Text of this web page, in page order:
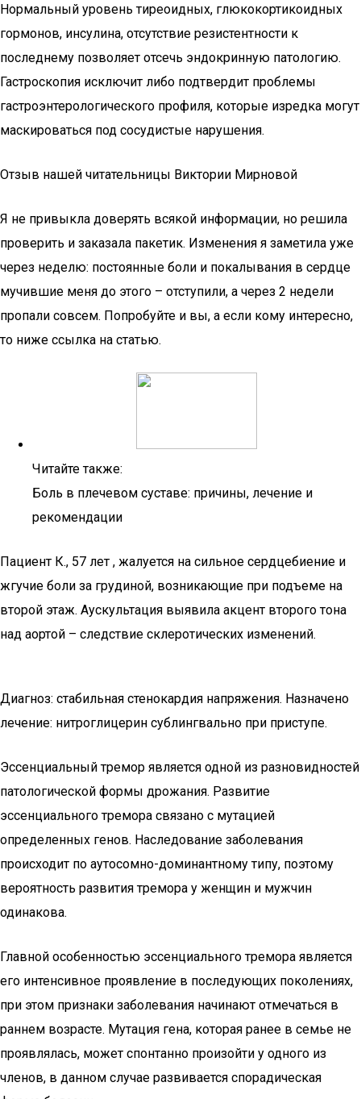
Нормальный уровень тиреоидных, глюкокортикоидных
гормонов, инсулина, отсутствие резистентности к
последнему позволяет отсечь эндокринную патологию.
Гастроскопия исключит либо подтвердит проблемы
гастроэнтерологического профиля, которые изредка могут
маскироваться под сосудистые нарушения.
Отзыв нашей читательницы Виктории Мирновой
Я не привыкла доверять всякой информации, но решила
проверить и заказала пакетик. Изменения я заметила уже
через неделю: постоянные боли и покалывания в сердце
мучившие меня до этого – отступили, а через 2 недели
пропали совсем. Попробуйте и вы, а если кому интересно,
то ниже ссылка на статью.
Читайте также:
Боль в плечевом суставе: причины, лечение и
рекомендации
Пациент К., 57 лет , жалуется на сильное сердцебиение и
жгучие боли за грудиной, возникающие при подъеме на
второй этаж. Аускультация выявила акцент второго тона
над аортой – следствие склеротических изменений.
Диагноз: стабильная стенокардия напряжения. Назначено
лечение: нитроглицерин сублингвально при приступе.
Эссенциальный тремор является одной из разновидностей
патологической формы дрожания. Развитие
эссенциального тремора связано с мутацией
определенных генов. Наследование заболевания
происходит по аутосомно-доминантному типу, поэтому
вероятность развития тремора у женщин и мужчин
одинакова.
Главной особенностью эссенциального тремора является
его интенсивное проявление в последующих поколениях,
при этом признаки заболевания начинают отмечаться в
раннем возрасте. Мутация гена, которая ранее в семье не
проявлялась, может спонтанно произойти у одного из
членов, в данном случае развивается спорадическая